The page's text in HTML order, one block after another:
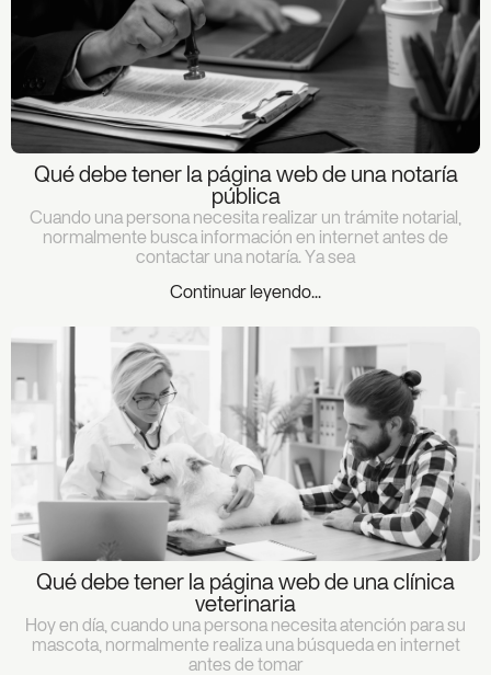
Qué debe tener la página web de una notaría
pública
Cuando una persona necesita realizar un trámite notarial,
normalmente busca información en internet antes de
contactar una notaría. Ya sea
Continuar leyendo...
Qué debe tener la página web de una clínica
veterinaria
Hoy en día, cuando una persona necesita atención para su
mascota, normalmente realiza una búsqueda en internet
antes de tomar